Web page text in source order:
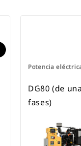
Potencia
DG80 (de
fases)